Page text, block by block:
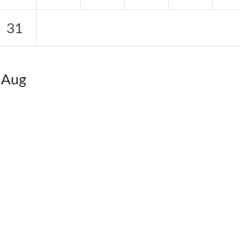
31
Aug